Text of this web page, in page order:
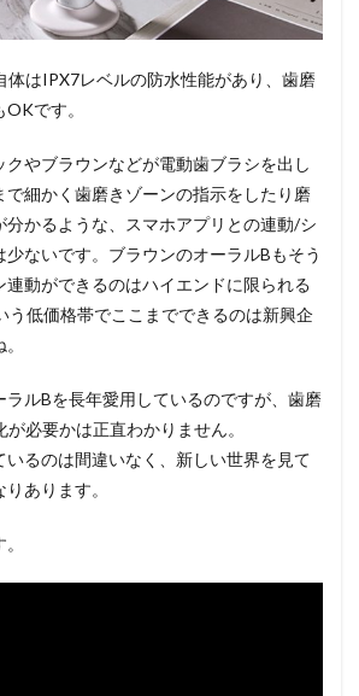
体はIPX7レベルの防水性能があり、歯磨
です。
クやブラウンなどが電動歯ブラシを出し
で細かく歯磨きゾーンの指示をしたり磨
分かるような、スマホアプリとの連動/シ
少ないです。ブラウンのオーラルBもそう
連動ができるのはハイエンドに限られる
う低価格帯でここまでできるのは新興企
ラルBを長年愛用しているのですが、歯磨
必要かは正直わかりません。
いるのは間違いなく、新しい世界を見て
あります。